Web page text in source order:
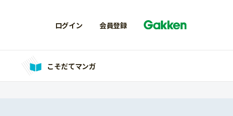
ログイン 会員登録
こそだてマンガ